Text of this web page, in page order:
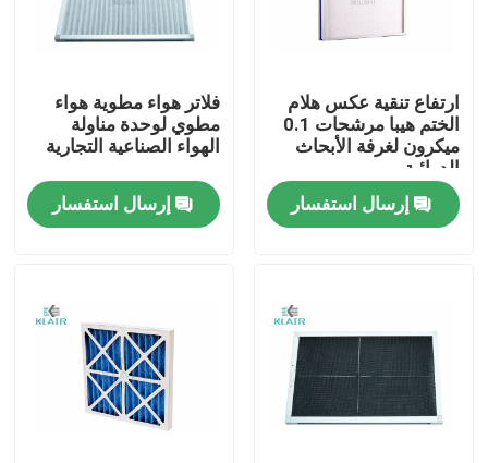
الصفحة الرئيسية
معلومات عنا
جولة في المعمل
ارتفاع تنقية عكس هلام
الختم هيبا مرشحات 0.1
ميكرون لغرفة الأبحاث
الدوائية
إرسال استفسار
فلاتر هواء مطوية هواء
مطوي لوحدة مناولة
الهواء الصناعية التجارية
إرسال استفسار